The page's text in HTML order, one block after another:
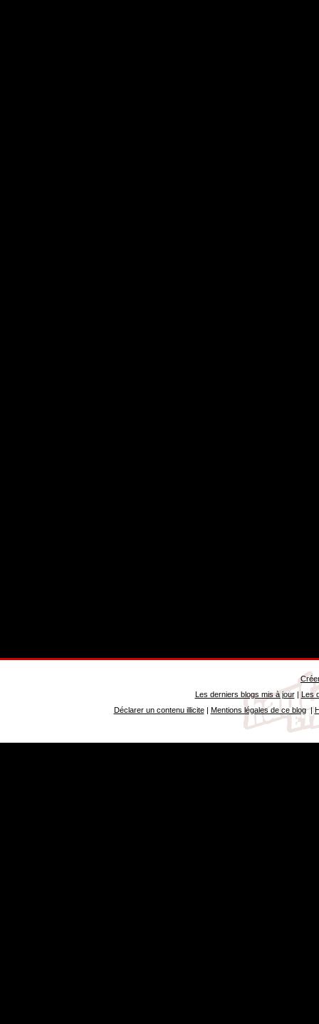
Les derniers blogs mis à jour| Les
Déclarer un contenu illicite| Mentions légales de ce blog|